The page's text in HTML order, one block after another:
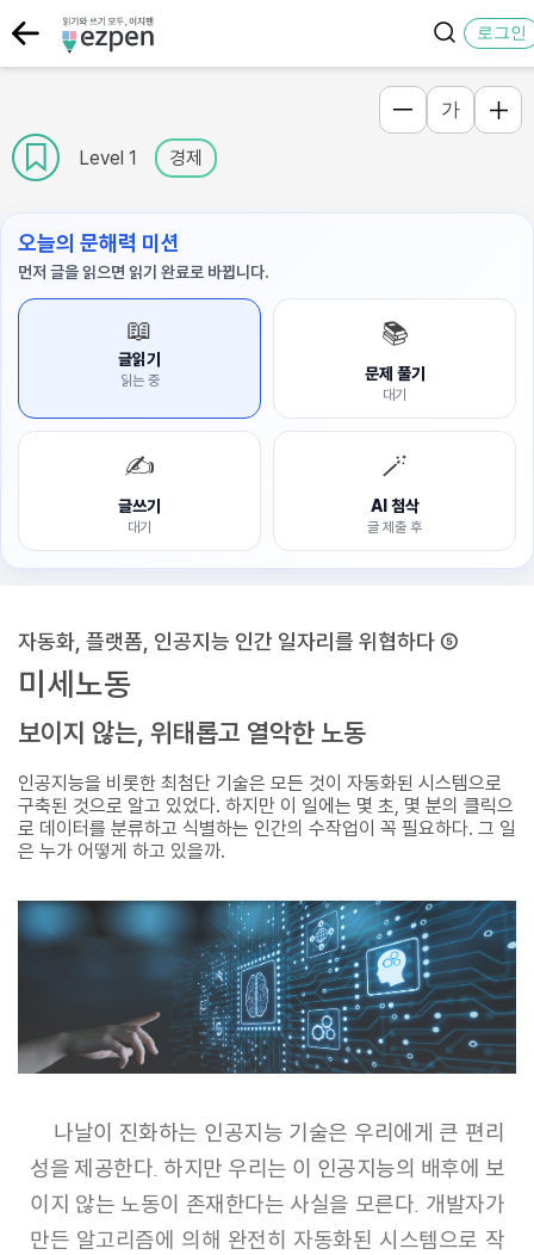
로그인
Level 1 경제
가
오늘의 문해력 미션
먼저 글을 읽으면 읽기 완료로 바뀝니다.
📖
글읽기
읽는 중
📚
문제 풀기
대기
✍️
글쓰기
대기
🪄
AI 첨삭
글 제출 후
자동화, 플랫폼, 인공지능 인간 일자리를 위협하다 ⑤
미세노동
보이지 않는, 위태롭고 열악한 노동
인공지능을 비롯한 최첨단 기술은 모든 것이 자동화된 시스템으로
구축된 것으로 알고 있었다. 하지만 이 일에는 몇 초, 몇 분의 클릭으
로 데이터를 분류하고 식별하는 인간의 수작업이 꼭 필요하다. 그 일
은 누가 어떻게 하고 있을까.
나날이 진화하는 인공지능 기술은 우리에게 큰 편리
성을 제공한다. 하지만 우리는 이 인공지능의 배후에 보
이지 않는 노동이 존재한다는 사실을 모른다. 개발자가
만든 알고리즘에 의해 완전히 자동화된 시스템으로 작